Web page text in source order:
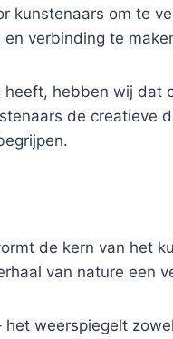
kunstenaars om te
verbinding te
hebben wij dat
de creatieve
de kern van het
van nature een
weerspiegelt